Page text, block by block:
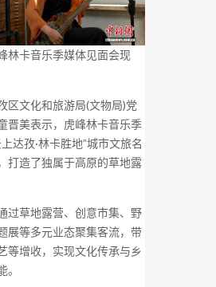
林卡音乐季媒体见面会现
文化和旅游局(文物局)党
晋美表示，虎峰林卡音乐季
达孜·林卡胜地”城市文旅名
打造了独属于高原的草地露
草地露营、创意市集、野
展等多元业态聚集客流，带
等增收，实现文化传承与乡